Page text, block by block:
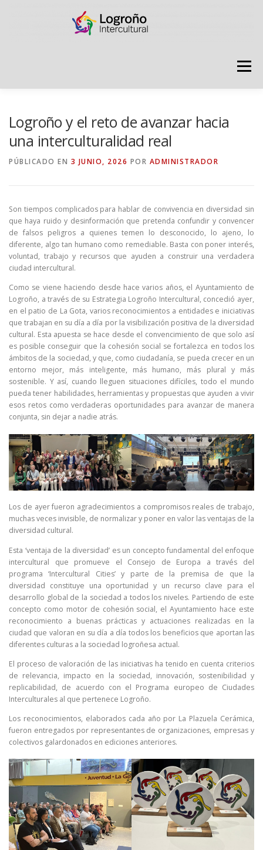
Menú
RECURSOS PUNTO DE ACOGIDA
Logroño y el reto de avanzar hacia
una interculturalidad real
PÚBLICADO EN 3 JUNIO, 2026 POR ADMINISTRADOR
Son tiempos complicados para hablar de convivencia en diversidad sin
que haya ruido y desinformación que pretenda confundir y convencer
de falsos peligros a quienes temen lo desconocido, lo ajeno, lo
diferente, algo tan humano como remediable. Basta con poner interés,
voluntad, trabajo y recursos que ayuden a construir una verdadera
ciudad intercultural.
Como se viene haciendo desde hace varios años, el Ayuntamiento de
Logroño, a través de su Estrategia Logroño Intercultural, concedió ayer,
en el patio de La Gota, varios reconocimientos a entidades e iniciativas
que trabajan en su día a día por la visibilización positiva de la diversidad
cultural. Esta apuesta se hace desde el convencimiento de que solo así
es posible conseguir que la cohesión social se fortalezca en todos los
ámbitos de la sociedad, y que, como ciudadanía, se pueda crecer en un
entorno mejor, más inteligente, más humano, más plural y más
sostenible. Y así, cuando lleguen situaciones difíciles, todo el mundo
pueda tener habilidades, herramientas y propuestas que ayuden a vivir
esos retos como verdaderas oportunidades para avanzar de manera
conjunta, sin dejar a nadie atrás.
Los de ayer fueron agradecimientos a compromisos reales de trabajo,
muchas veces invisible, de normalizar y poner en valor las ventajas de la
diversidad cultural.
Esta ‘ventaja de la diversidad’ es un concepto fundamental del enfoque
intercultural que promueve el Consejo de Europa a través del
programa ‘Intercultural Cities’ y parte de la premisa de que la
diversidad constituye una oportunidad y un recurso clave para el
desarrollo global de la sociedad a todos los niveles. Partiendo de este
concepto como motor de cohesión social, el Ayuntamiento hace este
reconocimiento a buenas prácticas y actuaciones realizadas en la
ciudad que valoran en su día a día todos los beneficios que aportan las
diferentes culturas a la sociedad logroñesa actual.
El proceso de valoración de las iniciativas ha tenido en cuenta criterios
de relevancia, impacto en la sociedad, innovación, sostenibilidad y
replicabilidad, de acuerdo con el Programa europeo de Ciudades
Interculturales al que pertenece Logroño.
Los reconocimientos, elaborados cada año por La Plazuela Cerámica,
fueron entregados por representantes de organizaciones, empresas y
colectivos galardonados en ediciones anteriores.